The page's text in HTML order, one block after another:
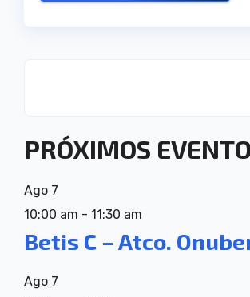
PRÓXIMOS
Ago 7
10:00 am - 11:30 am
Betis C – Atco.
Ago 7